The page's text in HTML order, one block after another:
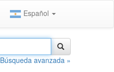
Español
Búsqueda avanzada »